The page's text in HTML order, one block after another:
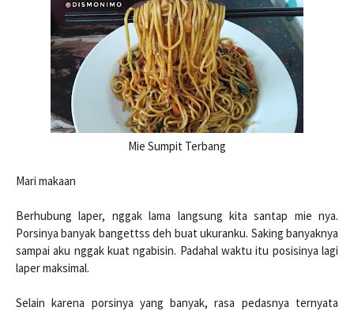
Mie Sumpit Terbang
Mari makaan
Berhubung laper, nggak lama langsung kita santap mie nya.
Porsinya banyak bangettss deh buat ukuranku. Saking banyaknya
sampai aku nggak kuat ngabisin. Padahal waktu itu posisinya lagi
laper maksimal.
Selain karena porsinya yang banyak, rasa pedasnya ternyata